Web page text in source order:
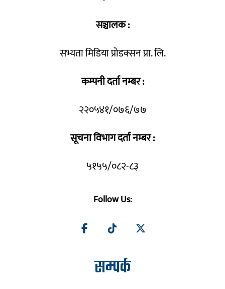
सञ्चालक :
सभ्यता मिडिया प्रोडक्सन प्रा. लि.
कम्पनी दर्ता नम्बर :
२२०५४१/०७६/७७
सूचना विभाग दर्ता नम्बर :
५१५५/०८२-८३
Follow Us:
सम्पर्क